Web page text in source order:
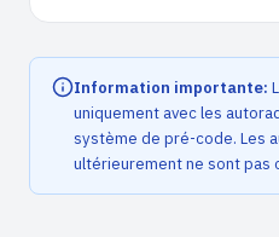
Information importante:
uniquement avec les
système de pré-code. Les
ultérieurement ne sont pas